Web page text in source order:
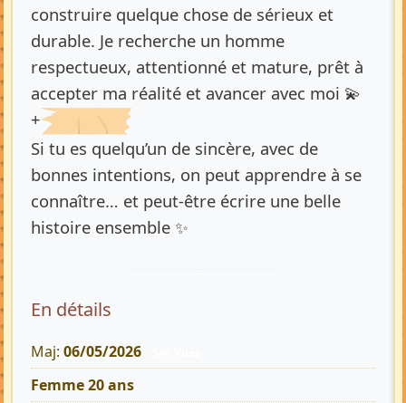
construire quelque chose de sérieux et
durable. Je recherche un homme
respectueux, attentionné et mature, prêt à
accepter ma réalité et avancer avec moi 💫
+
Si tu es quelqu’un de sincère, avec de
bonnes intentions, on peut apprendre à se
connaître… et peut-être écrire une belle
histoire ensemble ✨
En détails
Maj: 06/05/2026
Femme 20 ans